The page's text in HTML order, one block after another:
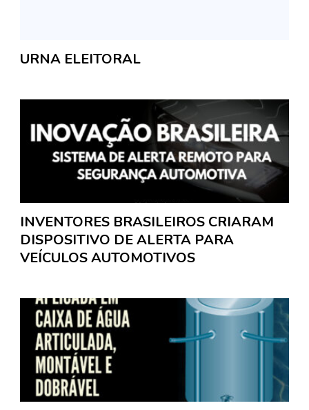
URNA ELEITORAL
INVENTORES BRASILEIROS CRIARAM
DISPOSITIVO DE ALERTA PARA
VEÍCULOS AUTOMOTIVOS